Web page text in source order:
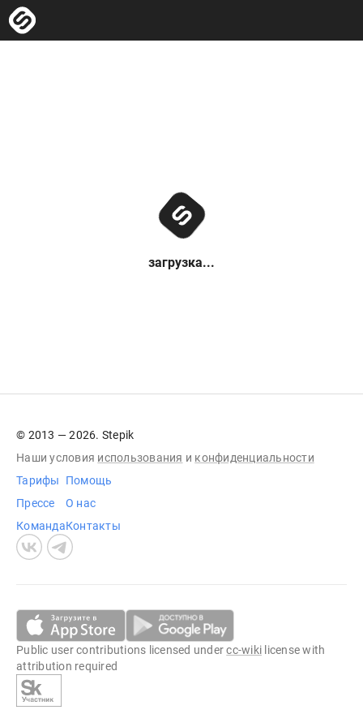
загрузка...
© 2013 — 2026. Stepik
Наши условия использования и конфиденциальности
Тарифы
Прессе
Команда
Помощь
О нас
Контакты
Public user contributions licensed undercc-wiki license with
attribution required